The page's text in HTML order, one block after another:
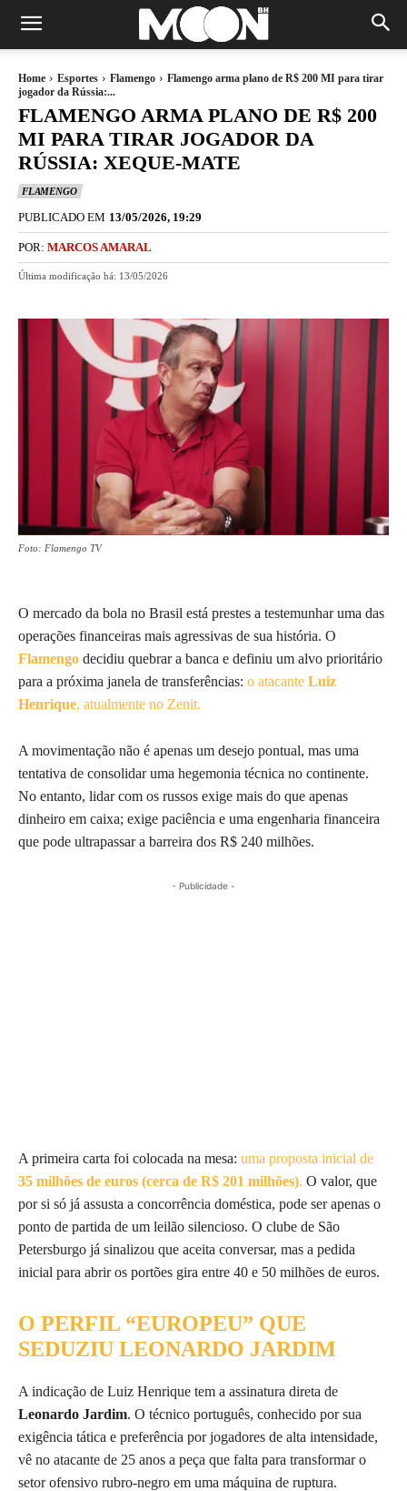
Home Esportes Flamengo
Flamengo arma plano de R$ 200 MI para tirar
jogador da Rússia:...
FLAMENGO ARMA PLANO DE R$ 200
MI PARA TIRAR JOGADOR DA
RÚSSIA: XEQUE-MATE
FLAMENGO
PUBLICADO EM 13/05/2026, 19:29
POR: MARCOS AMARAL
Última modificação há: 13/05/2026
Foto: Flamengo TV
O mercado da bola no Brasil está prestes a testemunhar uma das
operações financeiras mais agressivas de sua história. O
Flamengo decidiu quebrar a banca e definiu um alvo prioritário
para a próxima janela de transferências: o atacante Luiz
Henrique, atualmente no Zenit.
A movimentação não é apenas um desejo pontual, mas uma
tentativa de consolidar uma hegemonia técnica no continente.
No entanto, lidar com os russos exige mais do que apenas
dinheiro em caixa; exige paciência e uma engenharia financeira
que pode ultrapassar a barreira dos R$ 240 milhões.
- Publicidade -
A primeira carta foi colocada na mesa: uma proposta inicial de
35 milhões de euros (cerca de R$ 201 milhões). O valor, que
por si só já assusta a concorrência doméstica, pode ser apenas o
ponto de partida de um leilão silencioso. O clube de São
Petersburgo já sinalizou que aceita conversar, mas a pedida
inicial para abrir os portões gira entre 40 e 50 milhões de euros.
O PERFIL “EUROPEU” QUE
SEDUZIU LEONARDO JARDIM
A indicação de Luiz Henrique tem a assinatura direta de
Leonardo Jardim. O técnico português, conhecido por sua
exigência tática e preferência por jogadores de alta intensidade,
vê no atacante de 25 anos a peça que falta para transformar o
setor ofensivo rubro-negro em uma máquina de ruptura.